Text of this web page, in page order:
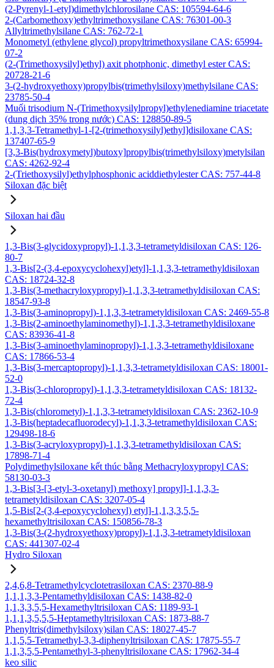
(2-Pyrenyl-1-etyl)dimethylchlorosilane CAS: 105594-64-6
2-(Carbomethoxy)ethyltrimethoxysilane CAS: 76301-00-3
Allyltrimethylsilane CAS: 762-72-1
Monometyl (ethylene glycol) propyltrimethoxysilane CAS: 65994-
07-2
(2-(Trimethoxysilyl)ethyl) axit photphonic, dimethyl ester CAS:
20728-21-6
3-(2-hydroxyethoxy)propylbis(trimethylsiloxy)methylsilane CAS:
23785-50-4
Muối trisodium N-(Trimethoxysilylpropyl)ethylenediamine triacetate
(dung dịch 35% trong nước) CAS: 128850-89-5
1,1,3,3-Tetramethyl-1-[2-(trimethoxysilyl)ethyl]disiloxane CAS:
137407-65-9
[3,3-Bis(hydroxymetyl)butoxy]propylbis(trimethylsiloxy)metylsilan
CAS: 4262-92-4
2-(Triethoxysilyl)ethylphosphonic aciddiethylester CAS: 757-44-8
Siloxan đặc biệt
Siloxan hai đầu
1,3-Bis(3-glycidoxypropyl)-1,1,3,3-tetrametyldisiloxan CAS: 126-
80-7
1,3-Bis[2-(3,4-epoxycyclohexyl)etyl]-1,1,3,3-tetramethyldisiloxan
CAS: 18724-32-8
1,3-Bis(3-methacryloxypropyl)-1,1,3,3-tetramethyldisiloxan CAS:
18547-93-8
1,3-Bis(3-aminopropyl)-1,1,3,3-tetrametyldisiloxan CAS: 2469-55-8
1,3-Bis(2-aminoethylaminomethyl)-1,1,3,3-tetramethyldisiloxane
CAS: 83936-41-8
1,3-Bis(3-aminoethylaminopropyl)-1,1,3,3-tetramethyldisiloxane
CAS: 17866-53-4
1,3-Bis(3-mercaptopropyl)-1,1,3,3-tetrametyldisiloxan CAS: 18001-
52-0
1,3-Bis(3-chloropropyl)-1,1,3,3-tetrametyldisiloxan CAS: 18132-
72-4
1,3-Bis(chlorometyl)-1,1,3,3-tetrametyldisiloxan CAS: 2362-10-9
1,3-Bis(heptadecafluorodecyl)-1,1,3,3-tetramethyldisiloxan CAS:
129498-18-6
1,3-Bis(3-acryloxypropyl)-1,1,3,3-tetramethyldisiloxan CAS:
17898-71-4
Polydimethylsiloxane kết thúc bằng Methacryloxypropyl CAS:
58130-03-3
1,3-Bis[3-[3-etyl-3-oxetanyl) methoxy] propyl]-1,1,3,3-
tetrametyldisiloxan CAS: 3207-05-4
1,5-Bis[2-(3,4-epoxycyclohexyl) etyl]-1,1,3,3,5,5-
hexamethyltrisiloxan CAS: 150856-78-3
1,3-Bis(3-(2-hydroxyethoxy)propyl)-1,1,3,3-tetrametyldisiloxan
CAS: 441307-02-4
Hydro Siloxan
2,4,6,8-Tetramethylcyclotetrasiloxan CAS: 2370-88-9
1,1,1,3,3-Pentamethyldisiloxan CAS: 1438-82-0
1,1,3,3,5,5-Hexamethyltrisiloxan CAS: 1189-93-1
1,1,1,3,5,5,5-Heptamethyltrisiloxan CAS: 1873-88-7
Phenyltris(dimethylsiloxy)silan CAS: 18027-45-7
1,1,5,5-Tetramethyl-3,3-diphenyltrisiloxan CAS: 17875-55-7
1,1,3,5,5-Pentamethyl-3-phenyltrisiloxane CAS: 17962-34-4
keo silic